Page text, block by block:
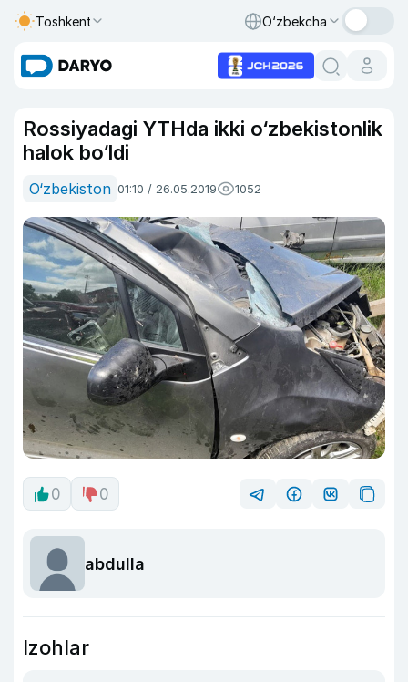
Toshkent O‘zbekcha
Rossiyadagi YTHda ikki o‘zbekistonlik
halok bo‘ldi
O‘zbekiston 01:10 / 26.05.2019 1052
0 0
abdulla
Izohlar